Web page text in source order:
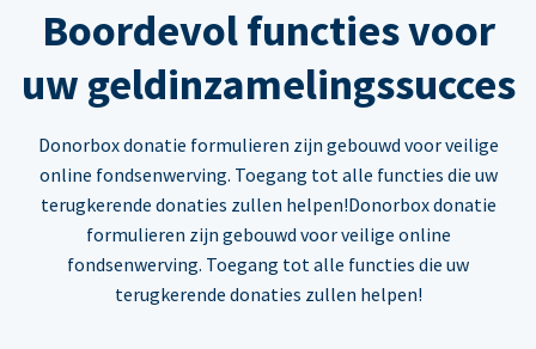
Boordevol functies voor
uw geldinzamelingssucces
Donorbox donatie formulieren zijn gebouwd voor veilige
online fondsenwerving. Toegang tot alle functies die uw
terugkerende donaties zullen helpen!Donorbox donatie
formulieren zijn gebouwd voor veilige online
fondsenwerving. Toegang tot alle functies die uw
terugkerende donaties zullen helpen!